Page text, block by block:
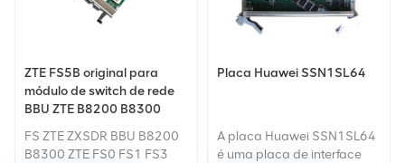
ZTE FS5B original para
módulo de switch de rede
BBU ZTE B8200 B8300
FS ZTE ZXSDR BBU B8200
B8300 ZTE FS0 FS1 FS3
Placa Huawei SSN1SL64
A placa Huawei SSN1SL64
é uma placa de interface